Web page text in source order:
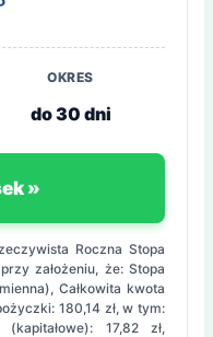
OKRES
do 30 dni
»
Roczna Stopa
założeniu, że: Stopa
Całkowita kwota
180,14 zł, w tym:
17,82 zł,